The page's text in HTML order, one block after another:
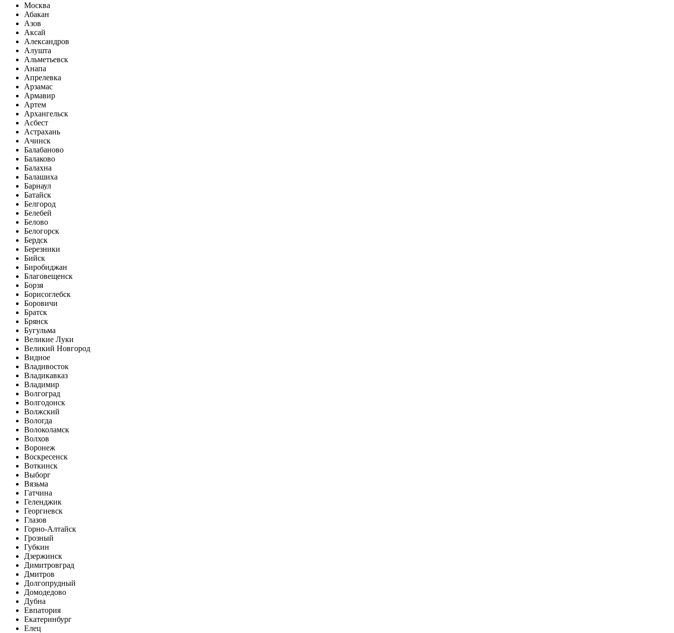
Москва
Абакан
Азов
Аксай
Александров
Алушта
Альметьевск
Анапа
Апрелевка
Арзамас
Армавир
Артем
Архангельск
Асбест
Астрахань
Ачинск
Балабаново
Балаково
Балахна
Балашиха
Барнаул
Батайск
Белгород
Белебей
Белово
Белогорск
Бердск
Березники
Бийск
Биробиджан
Благовещенск
Борзя
Борисоглебск
Боровичи
Братск
Брянск
Бугульма
Великие Луки
Великий Новгород
Видное
Владивосток
Владикавказ
Владимир
Волгоград
Волгодонск
Волжский
Вологда
Волоколамск
Волхов
Воронеж
Воскресенск
Воткинск
Выборг
Вязьма
Гатчина
Геленджик
Георгиевск
Глазов
Горно-Алтайск
Грозный
Губкин
Дзержинск
Димитровград
Дмитров
Долгопрудный
Домодедово
Дубна
Евпатория
Екатеринбург
Елец